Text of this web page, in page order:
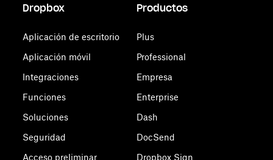
Dropbox
Aplicación de escritorio
Aplicación móvil
Integraciones
Funciones
Soluciones
Seguridad
Acceso preliminar
Productos
Plus
Professional
Empresa
Enterprise
Dash
DocSend
Dropbox Sign